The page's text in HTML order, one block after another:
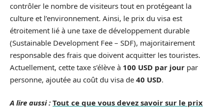
contrôler le nombre de visiteurs tout en protégeant la
culture et l’environnement. Ainsi, le prix du visa est
étroitement lié à une taxe de développement durable
(Sustainable Development Fee – SDF), majoritairement
responsable des frais que doivent acquitter les touristes.
Actuellement, cette taxe s’élève à 100 USD par jour par
personne, ajoutée au coût du visa de 40 USD.
A lire aussi : Tout ce que vous devez savoir sur le prix